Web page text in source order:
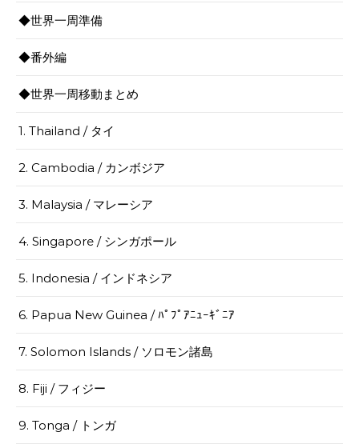
◆世界一周準備
◆番外編
◆世界一周移動まとめ
1. Thailand / タイ
2. Cambodia / カンボジア
3. Malaysia / マレーシア
4. Singapore / シンガポール
5. Indonesia / インドネシア
6. Papua New Guinea / ﾊﾟﾌﾟｱﾆｭｰｷﾞﾆｱ
7. Solomon Islands / ソロモン諸島
8. Fiji / フィジー
9. Tonga / トンガ